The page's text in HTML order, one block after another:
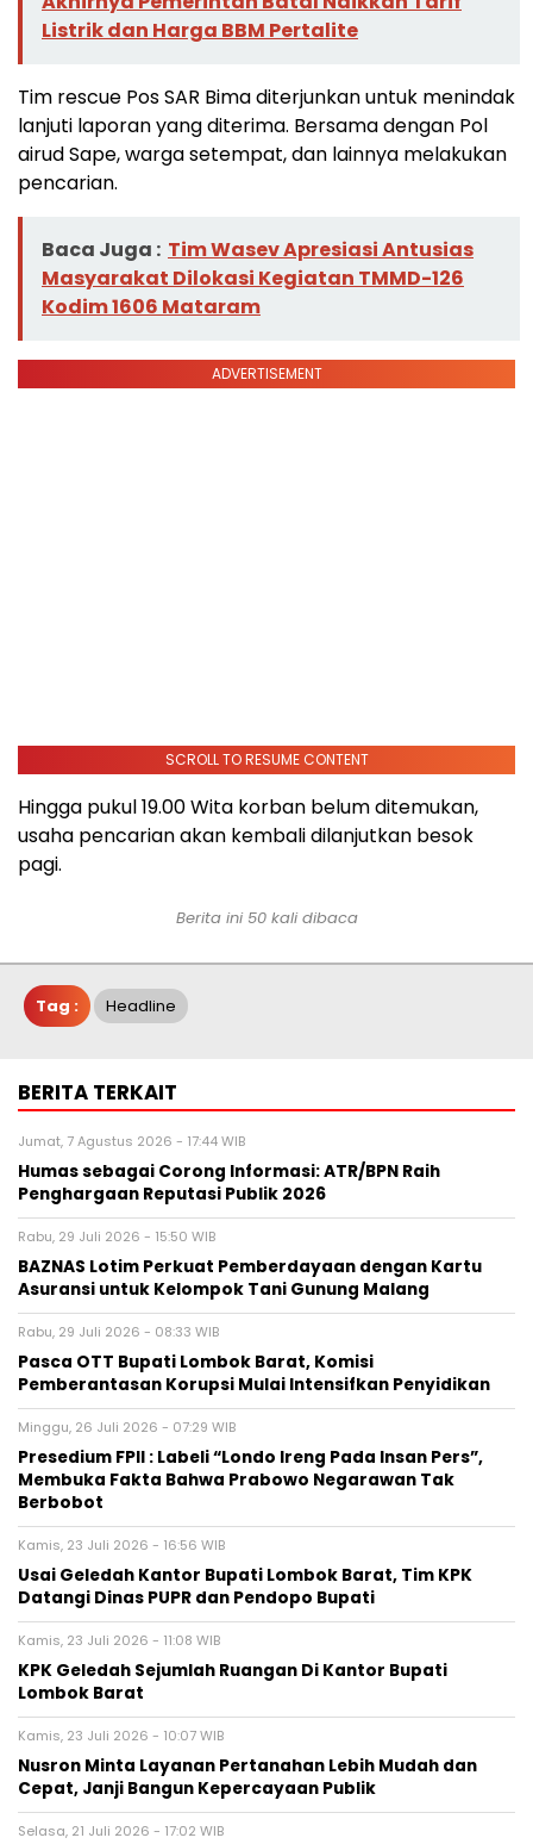
Listrik dan Harga BBM Pertalite
Tim rescue Pos SAR Bima diterjunkan untuk menindak
lanjuti laporan yang diterima. Bersama dengan Pol
airud Sape, warga setempat, dan lainnya melakukan
pencarian.
Baca Juga : Tim Wasev Apresiasi Antusias
Masyarakat Dilokasi Kegiatan TMMD-126
Kodim 1606 Mataram
ADVERTISEMENT
SCROLL TO RESUME CONTENT
Hingga pukul 19.00 Wita korban belum ditemukan,
usaha pencarian akan kembali dilanjutkan besok
pagi.
Berita ini 50 kali dibaca
Tag : Headline
BERITA TERKAIT
Jumat, 7 Agustus 2026 - 17:44 WIB
Humas sebagai Corong Informasi: ATR/BPN Raih
Penghargaan Reputasi Publik 2026
Rabu, 29 Juli 2026 - 15:50 WIB
BAZNAS Lotim Perkuat Pemberdayaan dengan Kartu
Asuransi untuk Kelompok Tani Gunung Malang
Rabu, 29 Juli 2026 - 08:33 WIB
Pasca OTT Bupati Lombok Barat, Komisi
Pemberantasan Korupsi Mulai Intensifkan Penyidikan
Minggu, 26 Juli 2026 - 07:29 WIB
Presedium FPII : Labeli “Londo Ireng Pada Insan Pers”,
Membuka Fakta Bahwa Prabowo Negarawan Tak
Berbobot
Kamis, 23 Juli 2026 - 16:56 WIB
Usai Geledah Kantor Bupati Lombok Barat, Tim KPK
Datangi Dinas PUPR dan Pendopo Bupati
Kamis, 23 Juli 2026 - 11:08 WIB
KPK Geledah Sejumlah Ruangan Di Kantor Bupati
Lombok Barat
Kamis, 23 Juli 2026 - 10:07 WIB
Nusron Minta Layanan Pertanahan Lebih Mudah dan
Cepat, Janji Bangun Kepercayaan Publik
Selasa, 21 Juli 2026 - 17:02 WIB